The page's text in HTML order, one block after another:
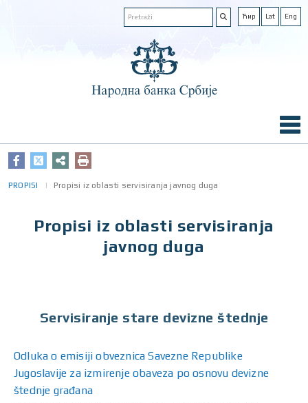
Ћир Lat Eng
PROPISI Propisi iz oblasti servisiranja javnog duga
Propisi iz oblasti servisiranja
javnog duga
Servisiranje stare devizne štednje
Odluka o emisiji obveznica Savezne Republike
Jugoslavije za izmirenje obaveza po osnovu devizne
štednje građana